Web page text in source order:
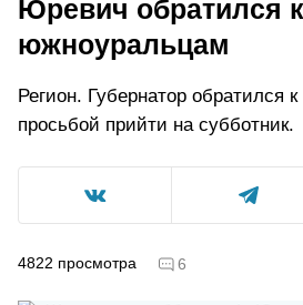
Юревич обратился к
южноуральцам
Регион. Губернатор обратился
просьбой прийти на субботник.
4822 просмотра 6